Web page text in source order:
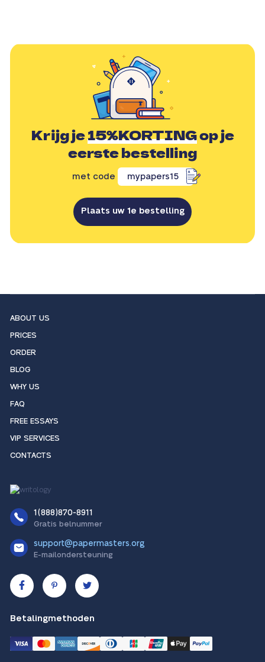
Krijg je15%KORTINGop je
eerste bestelling
met code mypapers15
Plaats uw 1e bestelling
ABOUT US
PRICES
ORDER
BLOG
WHY US
FAQ
FREE ESSAYS
VIP SERVICES
CONTACTS
1(888)870-8911
Gratis belnummer
support@papermasters.org
E-mailondersteuning
Betalingmethoden